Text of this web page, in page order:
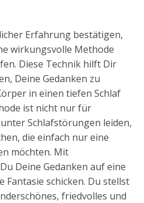
Erfahrung bestätigen,
wirkungsvolle Methode
Diese Technik hilft Dir
Deine Gedanken zu
in einen tiefen Schlaf
ist nicht nur für
Schlafstörungen leiden,
die einfach nur eine
möchten. Mit
Deine Gedanken auf eine
Fantasie schicken. Du stellst
friedvolles und